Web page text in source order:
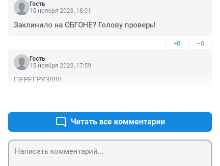
Гость
15 ноября 2023, 18:01
Заклинило на ОБГОНЕ? Голову проверь!
+0 –0
Гость
15 ноября 2023, 17:59
ПЕРЕГРУЗ!!!!!!
Читать все комментарии